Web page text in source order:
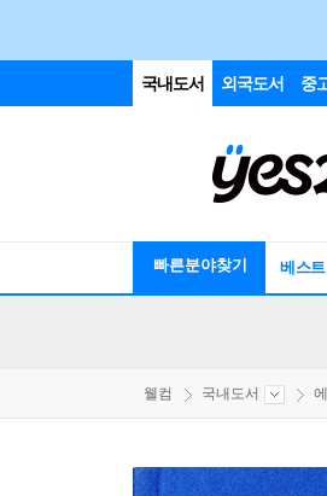
국내도서 외국도서 중
빠른분야찾기 베스트
웰컴 국내도서